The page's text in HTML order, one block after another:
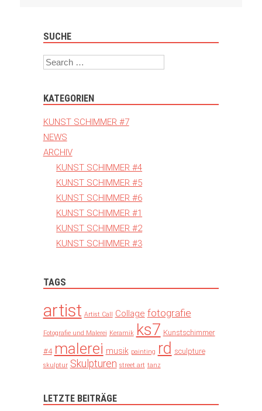
SUCHE
Search
KATEGORIEN
KUNST SCHIMMER #7
NEWS
ARCHIV
KUNST SCHIMMER #4
KUNST SCHIMMER #5
KUNST SCHIMMER #6
KUNST SCHIMMER #1
KUNST SCHIMMER #2
KUNST SCHIMMER #3
TAGS
artist Artist Call Collage fotografie
Fotografie und Malerei Keramik ks7 Kunstschimmer
#4 malerei musik painting rd sculpture
skulptur Skulpturen street art tanz
LETZTE BEITRÄGE